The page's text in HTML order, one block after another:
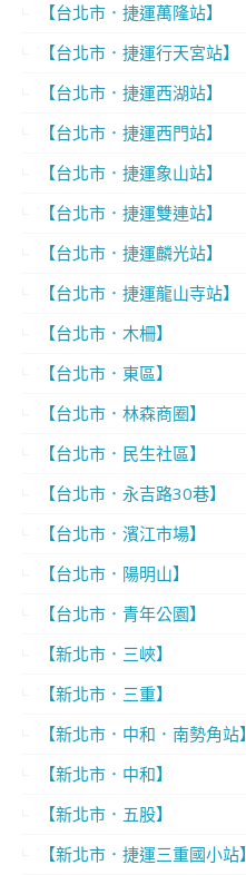
【台北市．捷運萬隆站】
【台北市．捷運行天宮站】
【台北市．捷運西湖站】
【台北市．捷運西門站】
【台北市．捷運象山站】
【台北市．捷運雙連站】
【台北市．捷運麟光站】
【台北市．捷運龍山寺站】
【台北市．木柵】
【台北市．東區】
【台北市．林森商圈】
【台北市．民生社區】
【台北市．永吉路30巷】
【台北市．濱江市場】
【台北市．陽明山】
【台北市．青年公園】
【新北市．三峽】
【新北市．三重】
【新北市．中和．南勢角站】
【新北市．中和】
【新北市．五股】
【新北市．捷運三重國小站】